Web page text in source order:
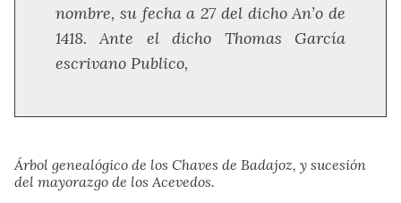
nombre, su fecha a 27 del dicho An’o de
1418. Ante el dicho Thomas García
escrivano Publico,
Árbol genealógico de los Chaves de Badajoz, y sucesión
del mayorazgo de los Acevedos.